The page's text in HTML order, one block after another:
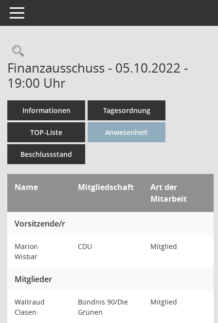
Toggle navigation
Rechercheauswahl
Finanzausschuss - 05.10.2022 -
19:00 Uhr
Informationen Tagesordnung
TOP-Liste Anwesenheit
Beschlussstand
Name Mitgliedschaft
Art der
Mitarbeit
Vorsitzende/r
Marion
Wisbar
CDU Mitglied
Mitglieder
Waltraud
Clasen
Bündnis 90/Die
Grünen
Mitglied